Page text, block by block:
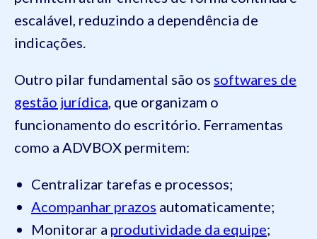
escalável, reduzindo a dependência de
indicações.
Outro pilar fundamental são os softwares de
gestão jurídica, que organizam o
funcionamento do escritório. Ferramentas
como a ADVBOX permitem:
Centralizar tarefas e processos;
Acompanhar prazos automaticamente;
Monitorar a produtividade da equipe;